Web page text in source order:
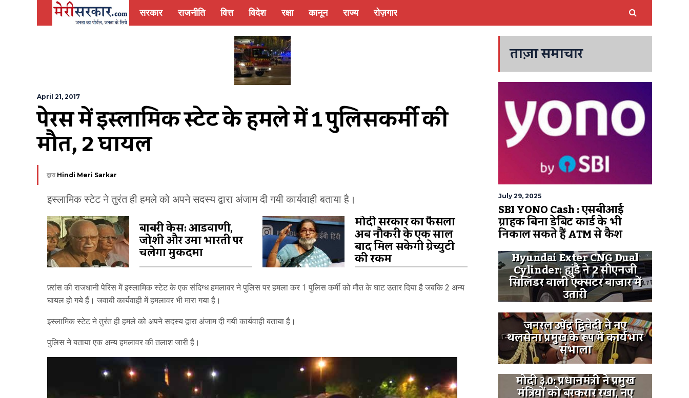
सरकार राजनीति वित्त विदेश रक्षा कानून राज्य रोज़गार
April 21, 2017
पेरिस में इस्लामिक स्टेट के हमले में 1 पुलिसकर्मी की
मौत, 2 घायल
द्वारा Hindi Meri Sarkar
इस्लामिक स्टेट ने तुरंत ही हमले को अपने सदस्य द्वारा अंजाम दी गयी कार्यवाही बताया है।
बाबरी केस: आडवाणी,
जोशी और उमा भारती पर
चलेगा मुकदमा
मोदी सरकार का फैसला
अब नौकरी के एक साल
बाद मिल सकेगी ग्रेच्युटी
की रकम
फ़्रांस की राजधानी पेरिस में इस्लामिक स्टेट के एक संदिग्ध हमलावर ने पुलिस पर हमला कर 1 पुलिस कर्मी को मौत के घाट उतार दिया है जबकि 2 अन्य
घायल हो गये हैं। जवाबी कार्यवाही में हमलावर भी मारा गया है।
इस्लामिक स्टेट ने तुरंत ही हमले को अपने सदस्य द्वारा अंजाम दी गयी कार्यवाही बताया है।
पुलिस ने बताया एक अन्य हमलावर की तलाश जारी है।
ताज़ा समाचार
July 29, 2025
SBI YONO Cash : एसबीआई
ग्राहक बिना डेबिट कार्ड के भी
निकाल सकते हैं ATM से कैश
Hyundai Exter CNG Dual
Cylinder: ह्युंडै ने 2 सीएनजी
सिलिंडर वाली एक्सटर बाजार में
उतारी
जनरल उपेंद्र द्विवेदी ने नए
थलसेना प्रमुख के रूप में कार्यभार
संभाला
मोदी ३.0: प्रधानमंत्री ने प्रमुख
मंत्रियों को बरकरार रखा, नए